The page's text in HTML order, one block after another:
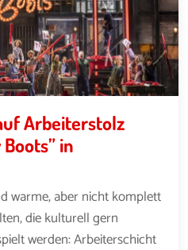
Arbeiterstolz
in
warme, aber nicht komplett
die kulturell gern
werden: Arbeiterschicht